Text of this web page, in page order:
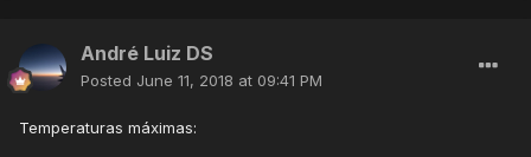
André Luiz DS
Posted June 11, 2018 at 09:41 PM
Temperaturas máximas: